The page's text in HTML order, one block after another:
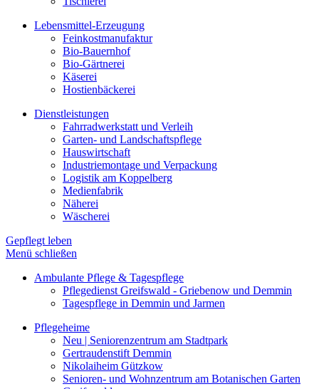
Lebensmittel-Erzeugung
Feinkostmanufaktur
Bio-Bauernhof
Bio-Gärtnerei
Käserei
Hostienbäckerei
Dienstleistungen
Fahrradwerkstatt und Verleih
Garten- und Landschaftspflege
Hauswirtschaft
Industriemontage und Verpackung
Logistik am Koppelberg
Medienfabrik
Näherei
Wäscherei
Gepflegt leben
Menü schließen
Ambulante Pflege & Tagespflege
Pflegedienst Greifswald - Griebenow und Demmin
Tagespflege in Demmin und Jarmen
Pflegeheime
Neu | Seniorenzentrum am Stadtpark
Gertraudenstift Demmin
Nikolaiheim Gützkow
Senioren- und Wohnzentrum am Botanischen Garten